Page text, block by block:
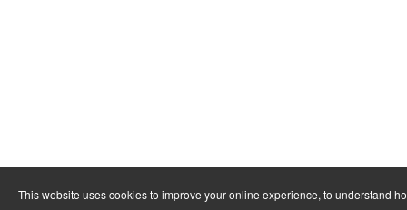
This website uses cookies to improve your online experience, to understand